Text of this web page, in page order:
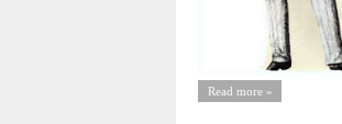
Read more »